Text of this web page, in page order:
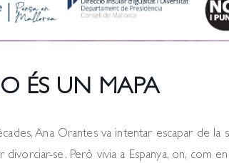
ÉS UN MAPA
Ana Orantes va intentar escapar de la
divorciar-se. Però vivia a Espanya, on, com